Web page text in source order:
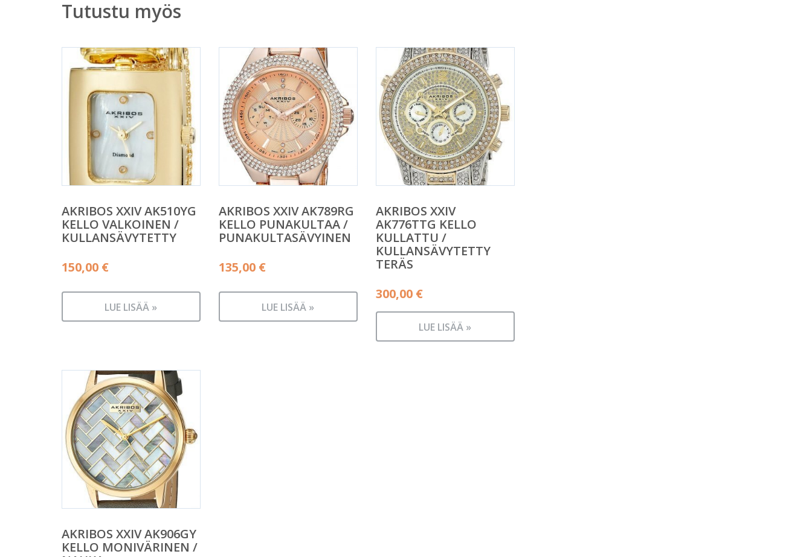
Tutustu myös
AKRIBOS XXIV AK510YG
KELLO VALKOINEN /
KULLANSÄVYTETTY
150,00 €
LUE LISÄÄ »
AKRIBOS XXIV AK789RG
KELLO PUNAKULTAA /
PUNAKULTASÄVYINEN
135,00 €
LUE LISÄÄ »
AKRIBOS XXIV
AK776TTG KELLO
KULLATTU /
KULLANSÄVYTETTY
TERÄS
300,00 €
LUE LISÄÄ »
AKRIBOS XXIV AK906GY
KELLO MONIVÄRINEN /